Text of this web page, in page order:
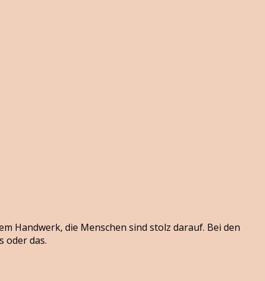
Handwerk, die Menschen sind stolz darauf. Bei den
oder das.